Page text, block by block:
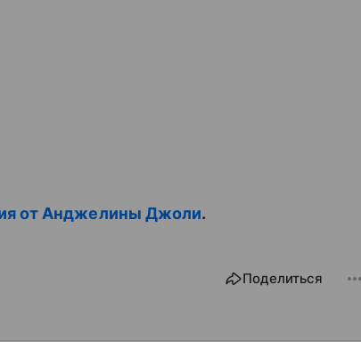
от Анджелины Джоли.
Поделиться